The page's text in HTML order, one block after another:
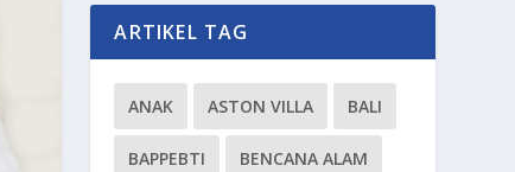
ARTIKEL TAG
ANAK ASTON VILLA BALI
BAPPEBTI BENCANA ALAM